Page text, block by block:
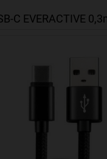
C EVERACTIVE